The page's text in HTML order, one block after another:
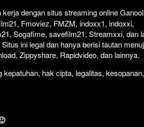
dengan situs streaming online
Fmoviez, FMZM, indoxx1, indoxxi,
Sogafime, savefilm21, Streamxxi, dan
ini legal dan hanya berisi tautan
Zippyshare, Rapidvideo, dan lainnya.
hak cipta, legalitas,